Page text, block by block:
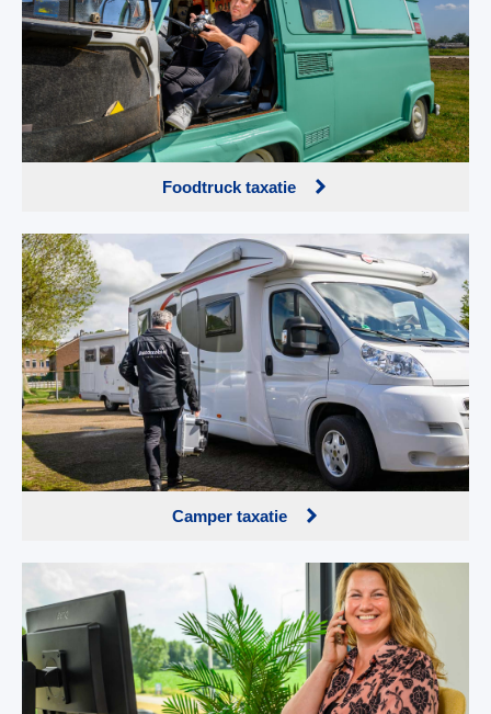
Foodtruck taxatie
Camper taxatie